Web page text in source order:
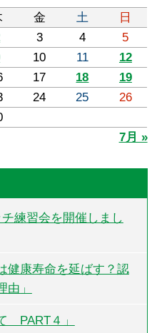
金 土
日
3 4
5
10 11
12
17 18
19
24 25
26
7月 »
練習会を開催しまし
健康寿命を延ばす？認
」
PART４」